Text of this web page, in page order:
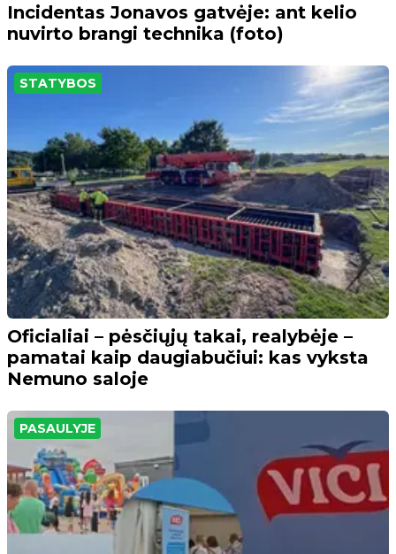
Incidentas Jonavos gatvėje: ant kelio
nuvirto brangi technika (foto)
STATYBOS
Oficialiai – pėsčiųjų takai, realybėje –
pamatai kaip daugiabučiui: kas vyksta
Nemuno saloje
PASAULYJE